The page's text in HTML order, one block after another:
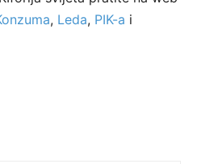
, Leda, PIK-a i